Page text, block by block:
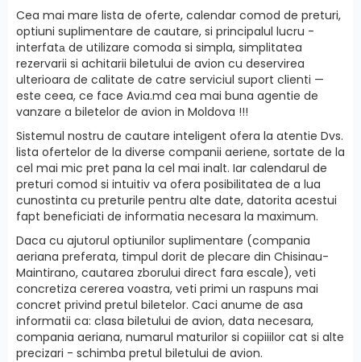
Cea mai mare lista de oferte, calendar comod de preturi,
optiuni suplimentare de cautare, si principalul lucru -
interfatа de utilizare comoda si simpla, simplitatea
rezervarii si achitarii biletului de avion cu deservirea
ulterioara de calitate de catre serviciul suport clienti —
este ceea, ce face Avia.md cea mai buna agentie de
vanzare a biletelor de avion in Moldova !!!
Sistemul nostru de cautare inteligent ofera la atentie Dvs.
lista ofertelor de la diverse companii aeriene, sortate de la
cel mai mic pret pana la cel mai inalt. Iar calendarul de
preturi comod si intuitiv va ofera posibilitatea de a lua
cunostinta cu preturile pentru alte date, datorita acestui
fapt beneficiati de informatia necesara la maximum.
Daca cu ajutorul optiunilor suplimentare (compania
aeriana preferata, timpul dorit de plecare din Chisinau-
Maintirano, cautarea zborului direct fara escale), veti
concretiza cererea voastra, veti primi un raspuns mai
concret privind pretul biletelor. Caci anume de asa
informatii ca: clasa biletului de avion, data necesara,
compania aeriana, numarul maturilor si copiiilor cat si alte
precizari - schimba pretul biletului de avion.